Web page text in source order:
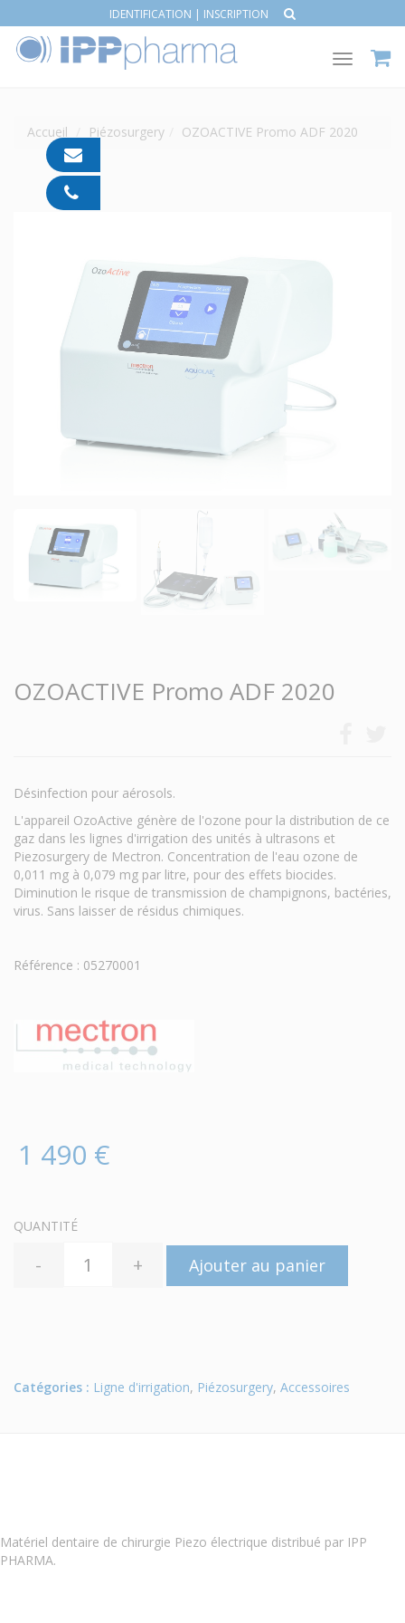
IDENTIFICATION | INSCRIPTION
Toggle
Accueil Piézosurgery OZOACTIVE Promo ADF 2020
OZOACTIVE Promo ADF 2020
Désinfection pour aérosols.
L'appareil OzoActive génère de l'ozone pour la distribution de ce
gaz dans les lignes d'irrigation des unités à ultrasons et
Piezosurgery de Mectron. Concentration de l'eau ozone de
0,011 mg à 0,079 mg par litre, pour des effets biocides.
Diminution le risque de transmission de champignons, bactéries,
virus. Sans laisser de résidus chimiques.
Référence : 05270001
1 490 €
QUANTITÉ
- + Ajouter au panier
Catégories : Ligne d'irrigation, Piézosurgery, Accessoires
Matériel dentaire de chirurgie Piezo électrique distribué par IPP
PHARMA.
pharma.com
91
55